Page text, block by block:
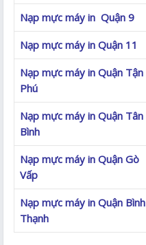
Nạp mực máy in Quận 9
Nạp mực máy in Quận 11
Nạp mực máy in Quận Tận
Phú
Nạp mực máy in Quận Tân
Bình
Nạp mực máy in Quận Gò
Vấp
Nạp mực máy in Quận Bình
Thạnh